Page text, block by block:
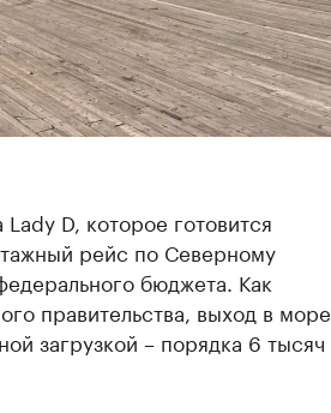
D, которое готовится
рейс по Северному
бюджета. Как
правительства, выход в море
загрузкой – порядка 6 тысяч